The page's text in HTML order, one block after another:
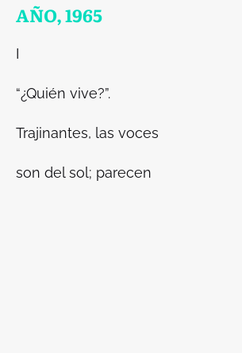
AÑO, 1965
I
“¿Quién vive?”.
Trajinantes, las voces
son del sol; parecen